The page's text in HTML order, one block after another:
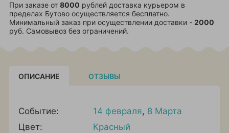
При заказе от 8000 рублей доставка курьером в
пределах Бутово осуществляется бесплатно.
Минимальный заказ при осуществлении доставки - 2000
руб. Самовывоз без ограничений.
ОПИСАНИЕ ОТЗЫВЫ
Событие: 14 февраля, 8 Марта
Цвет:
Красный